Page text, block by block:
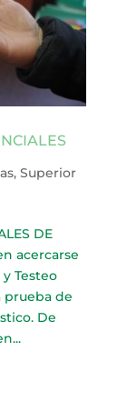
, Superior
DE
acercarse
Testeo
prueba de
De